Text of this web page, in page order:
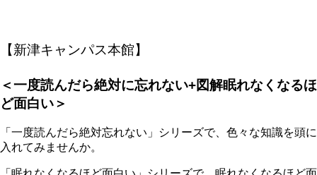
【新津キャンパス本館】
＜一度読んだら絶対に忘れない+図解眠れなくなるほ
ど面白い＞
「一度読んだら絶対忘れない」シリーズで、色々な知識を頭に
入れてみませんか。